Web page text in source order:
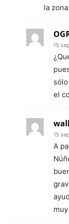
la zona.
15
el
15
A